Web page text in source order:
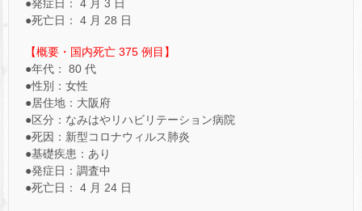
●発症日： 4 月 3 日
●死亡日： 4 月 28 日
【概要・国内死亡 375 例目】
●年代： 80 代
●性別：女性
●居住地：大阪府
●区分：なみはやリハビリテーション病院
●死因：新型コロナウィルス肺炎
●基礎疾患：あり
●発症日：調査中
●死亡日： 4 月 24 日